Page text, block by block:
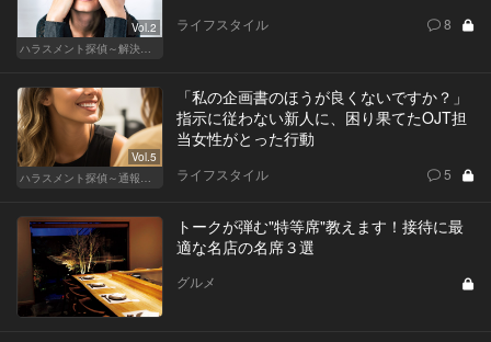
Vol.2
ハラスメント探偵～解決編～
ライフスタイル 8
Vol.5
ハラスメント探偵～通報編～
「私の企画書のほうが良くないですか？」
指示に従わない新人に、困り果てたOJT担
当女性がとった行動
ライフスタイル 5
トークが弾む"特等席"教えます！接待に最
適な名店の名席３選
グルメ